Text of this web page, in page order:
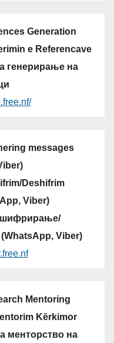
Generation
e Referencave
генерирање на
messages
Deshifrim
Viber)
шифрирање/
(WhatsApp, Viber)
Mentoring
Kërkimor
менторство на